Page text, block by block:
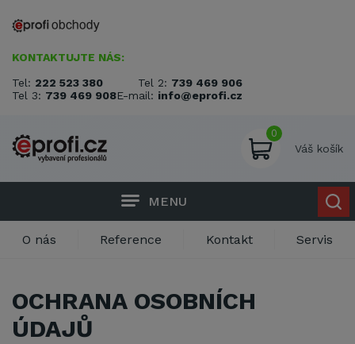
KONTAKTUJTE NÁS:
Tel: 222 523 380 Tel 2: 739 469 906
Tel 3: 739 469 908E-mail: info@eprofi.cz
0
Váš košík
MENU
O nás Reference Kontakt Servis
OCHRANA OSOBNÍCH
ÚDAJŮ